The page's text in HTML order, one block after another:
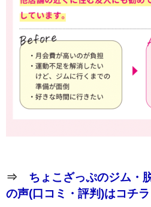
⇒ ちょこざっぷのジム・
の声(口コミ・評判)はコチラ